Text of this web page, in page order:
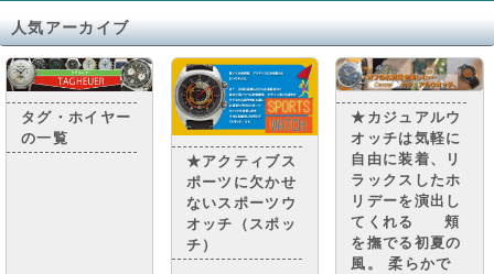
人気アーカイブ
タグ・ホイヤー
の一覧
★アクティブス
ポーツに欠かせ
ないスポーツウ
オッチ（スポッ
チ）
★カジュアルウ
オッチは気軽に
自由に装着、リ
ラックスしたホ
リデーを演出し
てくれる 頬
を撫でる初夏の
風。 柔らかで